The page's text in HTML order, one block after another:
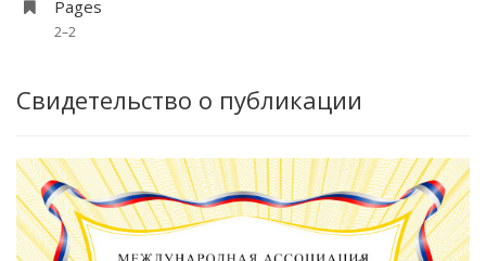
Pages
2–2
Свидетельство о публикации